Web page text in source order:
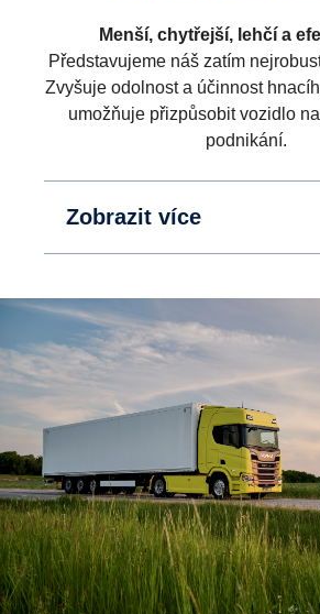
Menší, chytřejší, lehčí a
Představujeme náš zatím
Zvyšuje odolnost a účinnost
umožňuje přizpůsobit vozidlo
podnikání.
Zobrazit více